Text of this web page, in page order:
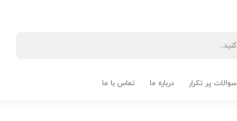
سوالات پر تکرار درباره ما تماس با ما